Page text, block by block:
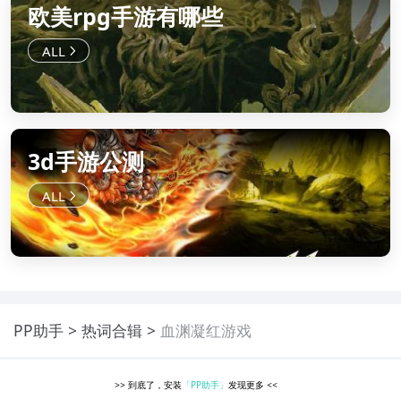
欧美rpg手游有哪些
3d手游公测
PP助手 热词合辑 血渊凝红游戏
>> 到底了，安装 「PP助手」发现更多<<